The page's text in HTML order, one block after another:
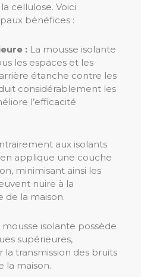
cellulose. Voici
bénéfices :
: La mousse isolante
les espaces et les
étanche contre les
considérablement les
l’efficacité
aux isolants
applique une couche
minimisant ainsi les
nuire à la
la maison.
mousse isolante possède
supérieures,
transmission des bruits
la maison.